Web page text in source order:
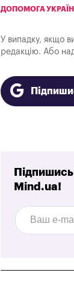
ДОПОМОГА УКРАЇНІ
У випадку, якщо
редакцію. Або
Mind.ua!